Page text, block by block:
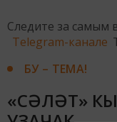
Следите за самым
Telegram-канале
БУ – ТЕМА!
«СӘЛӘТ»